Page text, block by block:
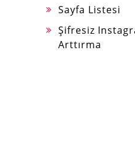
Sayfa Listesi
Şifresiz
Arttırma